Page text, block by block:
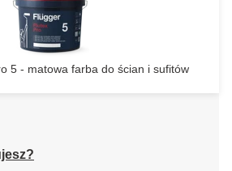
5 - matowa farba do ścian i sufitów